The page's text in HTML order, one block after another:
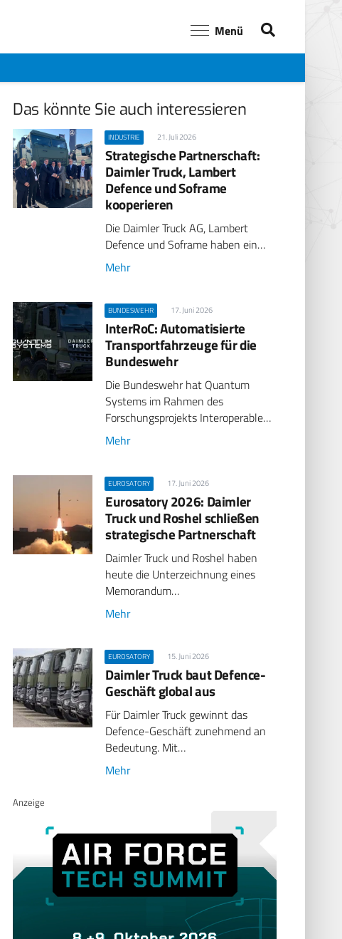
Menü
Das könnte Sie auch interessieren
INDUSTRIE 21. Juli 2026
Strategische Partnerschaft:
Daimler Truck, Lambert
Defence und Soframe
kooperieren
Die Daimler Truck AG, Lambert
Defence und Soframe haben ein…
Mehr
BUNDESWEHR 17. Juni 2026
InterRoC: Automatisierte
Transportfahrzeuge für die
Bundeswehr
Die Bundeswehr hat Quantum
Systems im Rahmen des
Forschungsprojekts Interoperable…
Mehr
EUROSATORY 17. Juni 2026
Eurosatory 2026: Daimler
Truck und Roshel schließen
strategische Partnerschaft
Daimler Truck und Roshel haben
heute die Unterzeichnung eines
Memorandum…
Mehr
EUROSATORY 15. Juni 2026
Daimler Truck baut Defence-
Geschäft global aus
Für Daimler Truck gewinnt das
Defence-Geschäft zunehmend an
Bedeutung. Mit…
Mehr
Anzeige